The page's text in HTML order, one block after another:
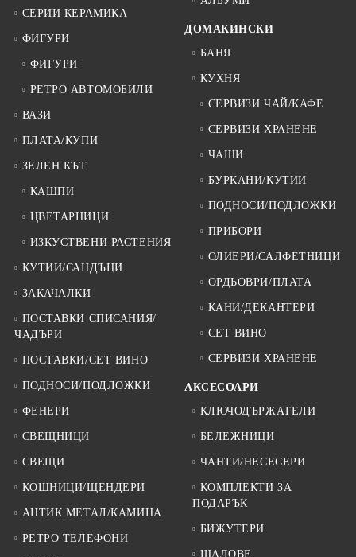
СЕРИИ КЕРАМИКА
ФИГУРИ
ФИГУРИ
РЕТРО АВТОМОБИЛИ
ВАЗИ
ПЛАТА/КУПИ
ЗЕЛЕН КЪТ
КАШПИ
ЦВЕТАРНИЦИ
ИЗКУСТВЕНИ РАСТЕНИЯ
КУТИИ/САНДЪЦИ
ЗАКАЧАЛКИ
ПОСТАВКИ СПИСАНИЯ/
ЧАДЪРИ
ПОСТАВКИ/СЕТ ВИНО
ПОДНОСИ/ПОДЛОЖКИ
ФЕНЕРИ
СВЕЩНИЦИ
СВЕЩИ
КОШНИЦИ/ЩЕНДЕРИ
АНТИК МЕТАЛ/КАМИНА
РЕТРО ТЕЛЕФОНИ
ДОМАКИНСКИ
БАНЯ
КУХНЯ
СЕРВИЗИ ЧАЙ/КАФЕ
СЕРВИЗИ ХРАНЕНЕ
ЧАШИ
БУРКАНИ/КУТИИ
ПОДНОСИ/ПОДЛОЖКИ
ПРИБОРИ
ОЛИЕРИ/САЛФЕТНИЦИ
ОРДЬОВРИ/ПЛАТА
КАНИ/ДЕКАНТЕРИ
СЕТ ВИНО
СЕРВИЗИ ХРАНЕНЕ
АКСЕСОАРИ
КЛЮЧОДЪРЖАТЕЛИ
БЕЛЕЖНИЦИ
ЧАНТИ/НЕСЕСЕРИ
КОМПЛЕКТИ ЗА
ПОДАРЪК
БИЖУТЕРИ
ШАЛОВЕ